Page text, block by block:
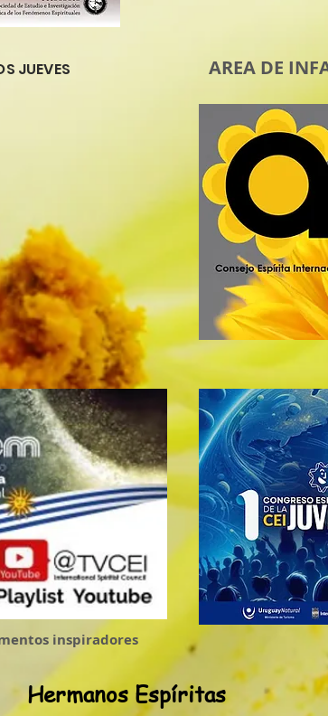
JUEVES AREA DE
inspiradores
Espíritas